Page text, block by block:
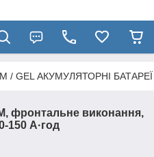
/ GEL АКУМУЛЯТОРНІ БАТАРЕЇ
фронтальне виконання,
150 А·год